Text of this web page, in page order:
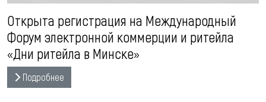
Открыта регистрация на Международный
Форум электронной коммерции и ритейла
«Дни ритейла в Минске»
Подробнее